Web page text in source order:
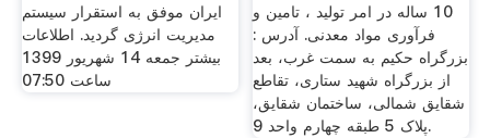
ایران موفق به استقرار سیستم
مدیریت انرژی گردید. اطلاعات
بیشتر جمعه 14 شهریور 1399
ساعت 07:50
10 ساله در امر تولید ، تامین و
فرآوری مواد معدنی. آدرس :
بزرگراه حکیم به سمت غرب، بعد
از بزرگراه شهید ستاری، تقاطع
شقایق شمالی، ساختمان شقایق،
پلاک 5 طبقه چهارم واحد 9.